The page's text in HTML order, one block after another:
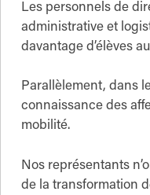
Les personnels de
administrative et
davantage d’élèves
Parallèlement, dans
connaissance des
mobilité.
Nos représentants
de la transformation